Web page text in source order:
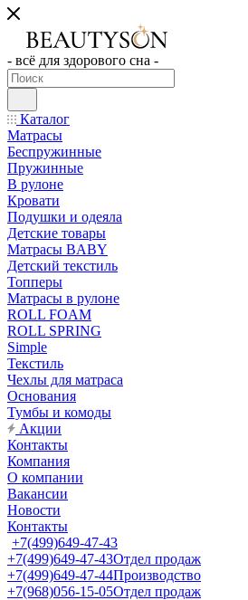
- всё для здорового сна -
Каталог
Матрасы
Беспружинные
Пружинные
В рулоне
Кровати
Подушки и одеяла
Детские товары
Матрасы BABY
Детский текстиль
Топперы
Матрасы в рулоне
ROLL FOAM
ROLL SPRING
Simple
Текстиль
Чехлы для матраса
Основания
Тумбы и комоды
Акции
Контакты
Компания
О компании
Вакансии
Новости
Контакты
+7(499)649-47-43
+7(499)649-47-43Отдел продаж
+7(499)649-47-44Производство
+7(968)056-15-05Отдел продаж